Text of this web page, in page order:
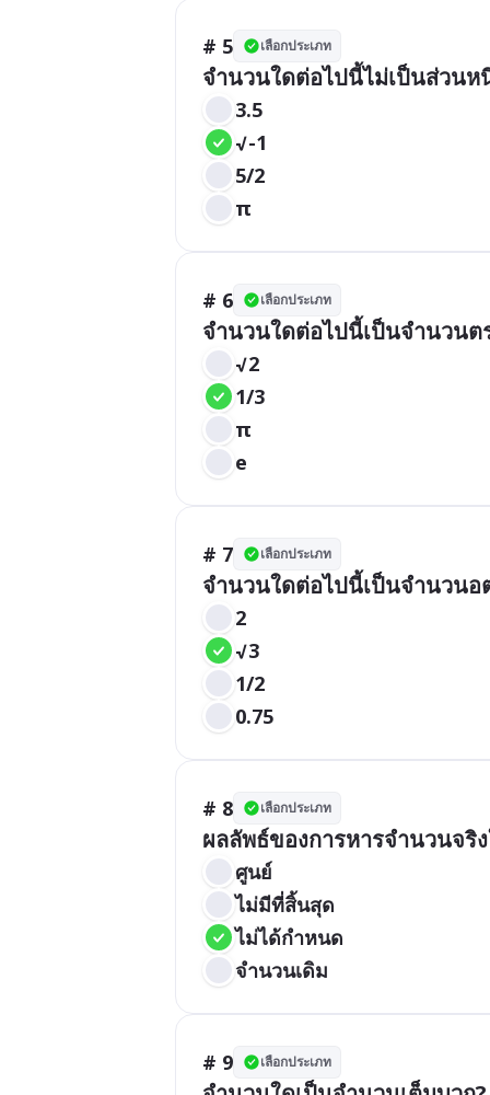
# 5 เลือกประเภท
จำนวนใดต่อไปนี้ไม่เป็นส่วนห
3.5
√-1
5/2
π
# 6 เลือกประเภท
จำนวนใดต่อไปนี้เป็นจำนวนต
√2
1/3
π
e
# 7 เลือกประเภท
จำนวนใดต่อไปนี้เป็นจำนวนอ
2
√3
1/2
0.75
# 8 เลือกประเภท
ผลลัพธ์ของการหารจำนวนจริ
ศูนย์
ไม่มีที่สิ้นสุด
ไม่ได้กำหนด
จำนวนเดิม
# 9 เลือกประเภท